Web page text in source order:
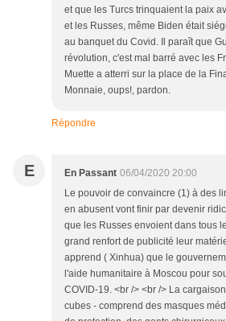
et que les Turcs trinquaient la paix
et les Russes, même Biden était
au banquet du Covid. Il paraît que
révolution, c'est mal barré avec les
Muette a atterri sur la place de la
Monnaie, oups!, pardon.
Répondre
E En Passant 06/04/2020 20:00
Le pouvoir de convaincre (1) à des
en abusent vont finir par devenir
que les Russes envoient dans tous
grand renfort de publicité leur
apprend ( Xinhua) que le
l'aide humanitaire à Moscou pour
COVID-19. <br /> <br /> La
cubes - comprend des masques